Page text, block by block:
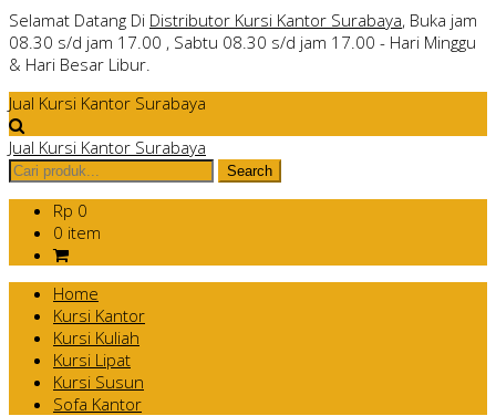
Selamat Datang Di Distributor Kursi Kantor Surabaya, Buka jam
08.30 s/d jam 17.00 , Sabtu 08.30 s/d jam 17.00 - Hari Minggu
& Hari Besar Libur.
Jual Kursi Kantor Surabaya
Jual Kursi Kantor Surabaya
Rp 0
0 item
Home
Kursi Kantor
Kursi Kuliah
Kursi Lipat
Kursi Susun
Sofa Kantor